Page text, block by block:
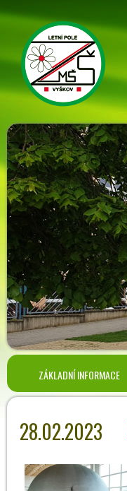
ZÁKLADNÍ INFORMACE
28.02.2023